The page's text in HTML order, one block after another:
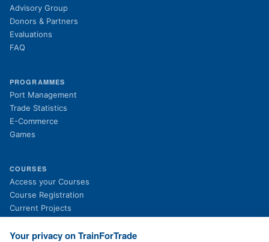
Advisory Group
Donors & Partners
Evaluations
FAQ
PROGRAMMES
Port Management
Trade Statistics
E-Commerce
Games
COURSES
Access your Courses
Course Registration
Current Projects
Past Projects
News
Your privacy on TrainForTrade